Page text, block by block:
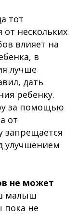
тот
от нескольких
влияет на
в
лучше
дать
ребенку.
за помощью
от
запрещается
улучшением
не может
малыш
пока не